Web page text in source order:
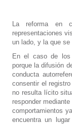
La reforma en
representaciones
un lado, y la que se
En el caso de los
porque la difusión
conducta
consentir el
no resulta lícito
responder
comportamientos
encuentra un